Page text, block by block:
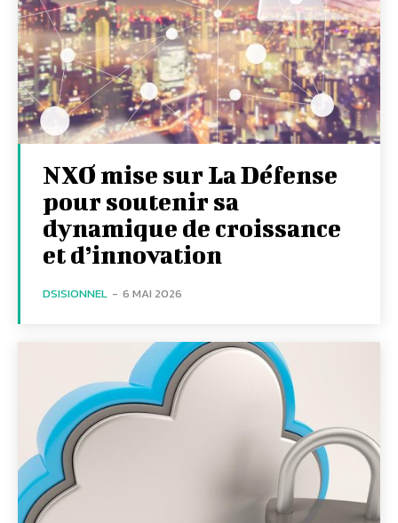
NXO mise sur La Défense
pour soutenir sa
dynamique de croissance
et d’innovation
DSISIONNEL - 6 MAI 2026